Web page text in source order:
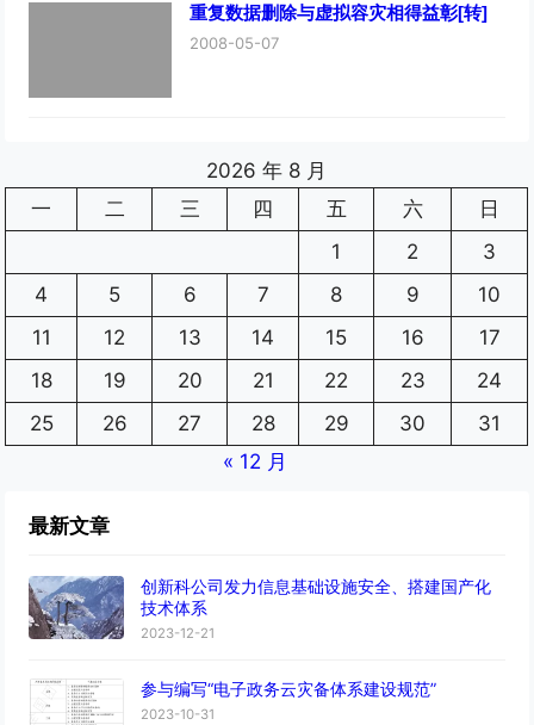
重复数据删除与虚拟容灾相得益彰[转]
2008-05-07
2026 年 8 月
一
二 三 四 五 六
日
1
2
3
4
5 6 7 8 9
10
11
12 13 14 15 16
17
18
19 20 21 22 23
24
25
26 27 28 29 30
31
« 12 月
最新文章
创新科公司发力信息基础设施安全、搭建国产化
技术体系
2023-12-21
参与编写“电子政务云灾备体系建设规范”
2023-10-31